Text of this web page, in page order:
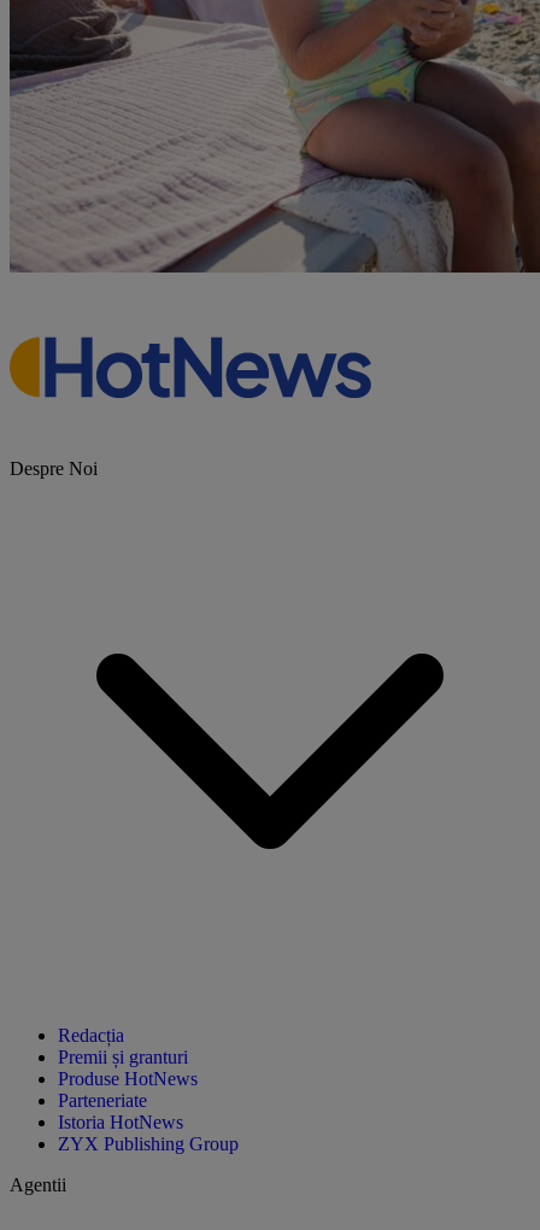
Despre Noi
Redacția
Premii și granturi
Produse HotNews
Parteneriate
Istoria HotNews
ZYX Publishing Group
Agentii